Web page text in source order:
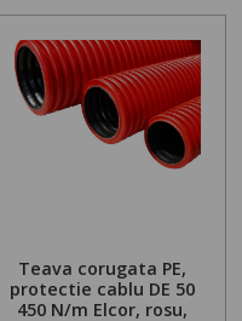
Teava corugata PE,
protectie cablu DE 50
450 N/m Elcor, rosu,